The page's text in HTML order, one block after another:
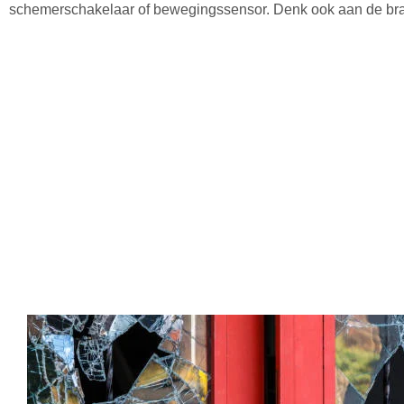
schemerschakelaar of bewegingssensor. Denk ook aan de